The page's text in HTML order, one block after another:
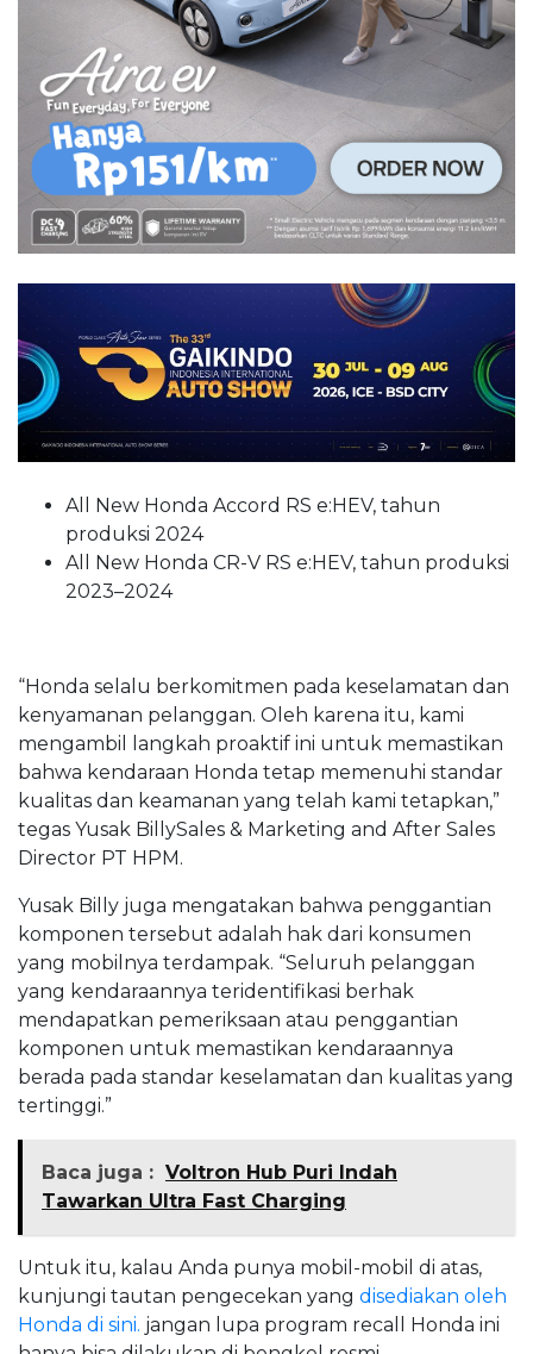
All New Honda Accord RS e:HEV, tahun
produksi 2024
All New Honda CR-V RS e:HEV, tahun produksi
2023–2024
“Honda selalu berkomitmen pada keselamatan dan
kenyamanan pelanggan. Oleh karena itu, kami
mengambil langkah proaktif ini untuk memastikan
bahwa kendaraan Honda tetap memenuhi standar
kualitas dan keamanan yang telah kami tetapkan,”
tegas Yusak BillySales & Marketing and After Sales
Director PT HPM.
Yusak Billy juga mengatakan bahwa penggantian
komponen tersebut adalah hak dari konsumen
yang mobilnya terdampak. “Seluruh pelanggan
yang kendaraannya teridentifikasi berhak
mendapatkan pemeriksaan atau penggantian
komponen untuk memastikan kendaraannya
berada pada standar keselamatan dan kualitas yang
tertinggi.”
Baca juga : Voltron Hub Puri Indah
Tawarkan Ultra Fast Charging
Untuk itu, kalau Anda punya mobil-mobil di atas,
kunjungi tautan pengecekan yang disediakan oleh
Honda di sini. jangan lupa program recall Honda ini